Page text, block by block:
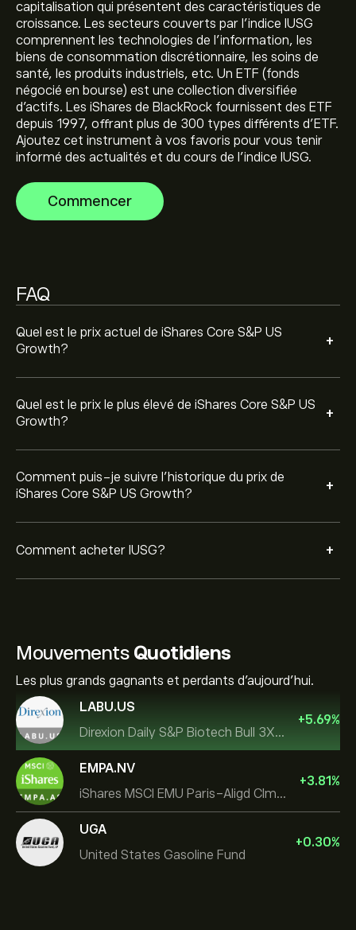
capitalisation qui présentent des caractéristiques de
croissance. Les secteurs couverts par l'indice IUSG
comprennent les technologies de l'information, les
biens de consommation discrétionnaire, les soins de
santé, les produits industriels, etc. Un ETF (fonds
négocié en bourse) est une collection diversifiée
d'actifs. Les iShares de BlackRock fournissent des ETF
depuis 1997, offrant plus de 300 types différents d'ETF.
Ajoutez cet instrument à vos favoris pour vous tenir
informé des actualités et du cours de l'indice IUSG.
Commencer
FAQ
Quel est le prix actuel de iShares Core S&P US
Growth?
+
Le prix actuel de IUSG est de 194.19‎$‎
Quel est le prix le plus élevé de iShares Core S&P US
Growth?
+
Le plus haut niveau historique de iShares Core S&P US
Growth est de 195.63‎$‎ de dollars
Comment puis-je suivre l’historique du prix de
iShares Core S&P US Growth?
+
Sélectionnez l'échelle de temps « 1D » ou « 1W » sur le
les mouvements historiques de prix de iShares Core
S&P US Growth. Le prix de iShares Core S&P US
Growth a oscillé entre 37.94‎$‎ au cours de la dernière
Comment acheter IUSG? +
Pour acheter IUSG, visitez la page "iShares Core S&P
pouvez également passer un ordre qui achètera IUSG à
un prix spécifique dans le futur.
Mouvements Quotidiens
Les plus grands gagnants et perdants d'aujourd'hui.
LABU.US
Direxion Daily S&P Biotech Bull 3X ETF
+5.69%
EMPA.NV
iShares MSCI EMU Paris-Aligd Clmt UCITS ETF EUR A
+3.81%
UGA
United States Gasoline Fund
+0.30%